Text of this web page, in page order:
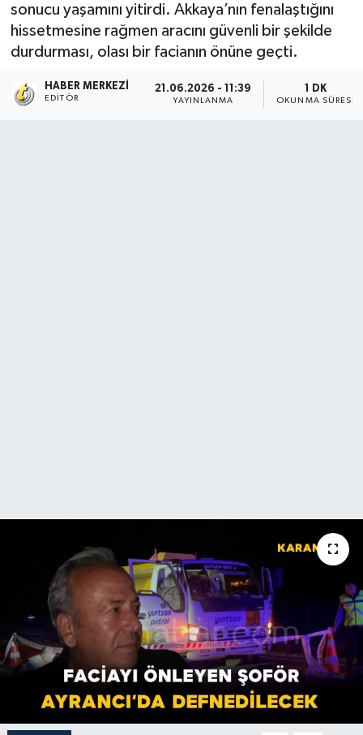
sonucu yaşamını yitirdi. Akkaya’nın fenalaştığını
hissetmesine rağmen aracını güvenli bir şekilde
durdurması, olası bir facianın önüne geçti.
HABER MERKEZI
EDITÖR
21.06.2026 - 11:39
YAYINLANMA
1 DK
OKUNMA SÜRESI